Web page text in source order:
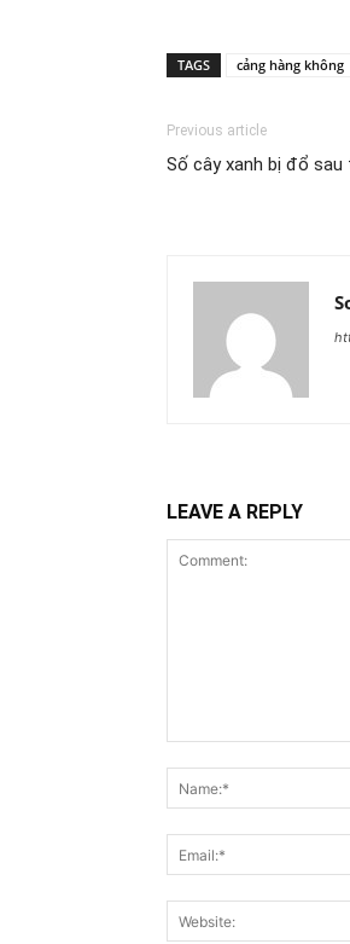
TAGS cảng hàng không
Previous article
Số cây xanh bị đổ sau
LEAVE A REPLY